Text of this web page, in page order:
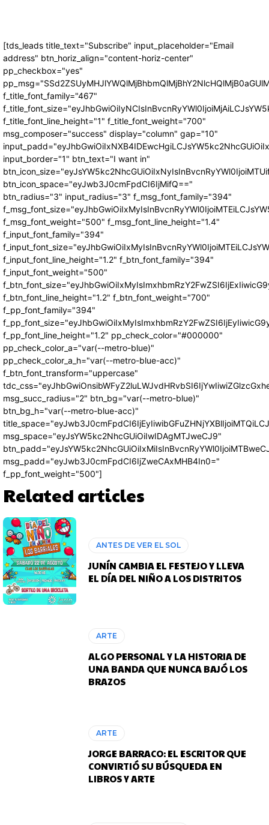
[tds_leads title_text="Subscribe" input_placeholder="Email
address" btn_horiz_align="content-horiz-center"
pp_checkbox="yes"
f_title_font_family="467"
f_title_font_line_height="1" f_title_font_weight="700"
msg_composer="success" display="column" gap="10"
input_border="1" btn_text="I want in"
btn_icon_space="eyJwb3J0cmFpdCI6IjMifQ=="
btn_radius="3" input_radius="3" f_msg_font_family="394"
f_msg_font_weight="500" f_msg_font_line_height="1.4"
f_input_font_family="394"
f_input_font_line_height="1.2" f_btn_font_family="394"
f_input_font_weight="500"
f_btn_font_line_height="1.2" f_btn_font_weight="700"
f_pp_font_family="394"
f_pp_font_line_height="1.2" pp_check_color="#000000"
pp_check_color_a="var(--metro-blue)"
pp_check_color_a_h="var(--metro-blue-acc)"
f_btn_font_transform="uppercase"
msg_succ_radius="2" btn_bg="var(--metro-blue)"
btn_bg_h="var(--metro-blue-acc)"
msg_space="eyJsYW5kc2NhcGUiOiIwIDAgMTJweCJ9"
msg_padd="eyJwb3J0cmFpdCI6IjZweCAxMHB4In0="
f_pp_font_weight="500"]
Related articles
ANTES DE VER EL SOL
JUNÍN CAMBIA EL FESTEJO Y LLEVA
EL DÍA DEL NIÑO A LOS DISTRITOS
ARTE
ALGO PERSONAL Y LA HISTORIA DE
UNA BANDA QUE NUNCA BAJÓ LOS
BRAZOS
ARTE
JORGE BARRACO: EL ESCRITOR QUE
CONVIRTIÓ SU BÚSQUEDA EN
LIBROS Y ARTE